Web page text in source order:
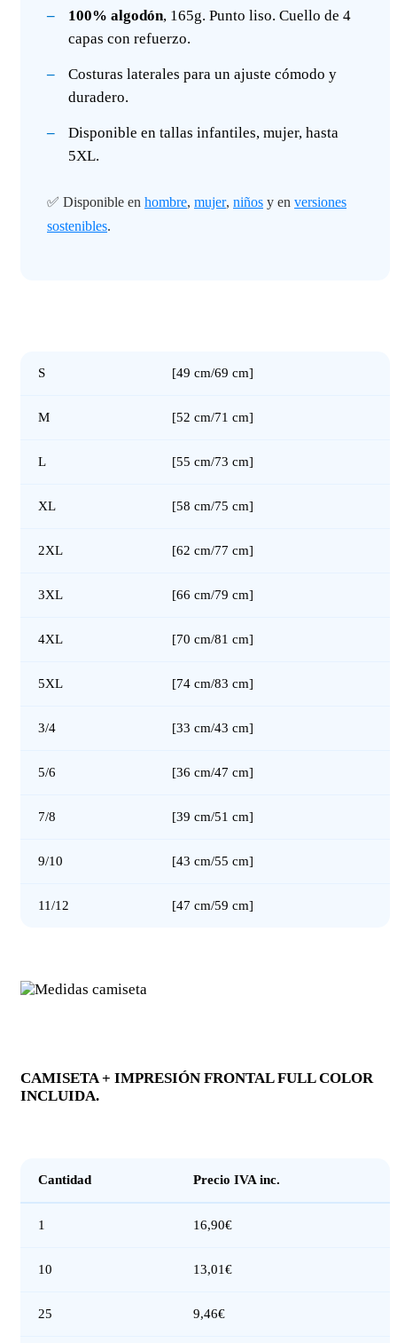
100% algodón, 165g. Punto liso. Cuello de 4
capas con refuerzo.
Costuras laterales para un ajuste cómodo y
duradero.
Disponible en tallas infantiles, mujer, hasta
5XL.
✅ Disponible en hombre, mujer, niños y en versiones
sostenibles.
S [49 cm/69 cm]
M [52 cm/71 cm]
L [55 cm/73 cm]
XL [58 cm/75 cm]
2XL [62 cm/77 cm]
3XL [66 cm/79 cm]
4XL [70 cm/81 cm]
5XL [74 cm/83 cm]
3/4 [33 cm/43 cm]
5/6 [36 cm/47 cm]
7/8 [39 cm/51 cm]
9/10 [43 cm/55 cm]
11/12 [47 cm/59 cm]
CAMISETA + IMPRESIÓN FRONTAL FULL COLOR
INCLUIDA.
Cantidad Precio IVA inc.
1 16,90€
10 13,01€
25 9,46€